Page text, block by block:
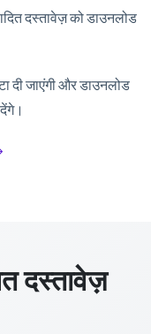
दस्तावेज़ को डाउनलोड
दी जाएंगी और डाउनलोड
दस्तावेज़